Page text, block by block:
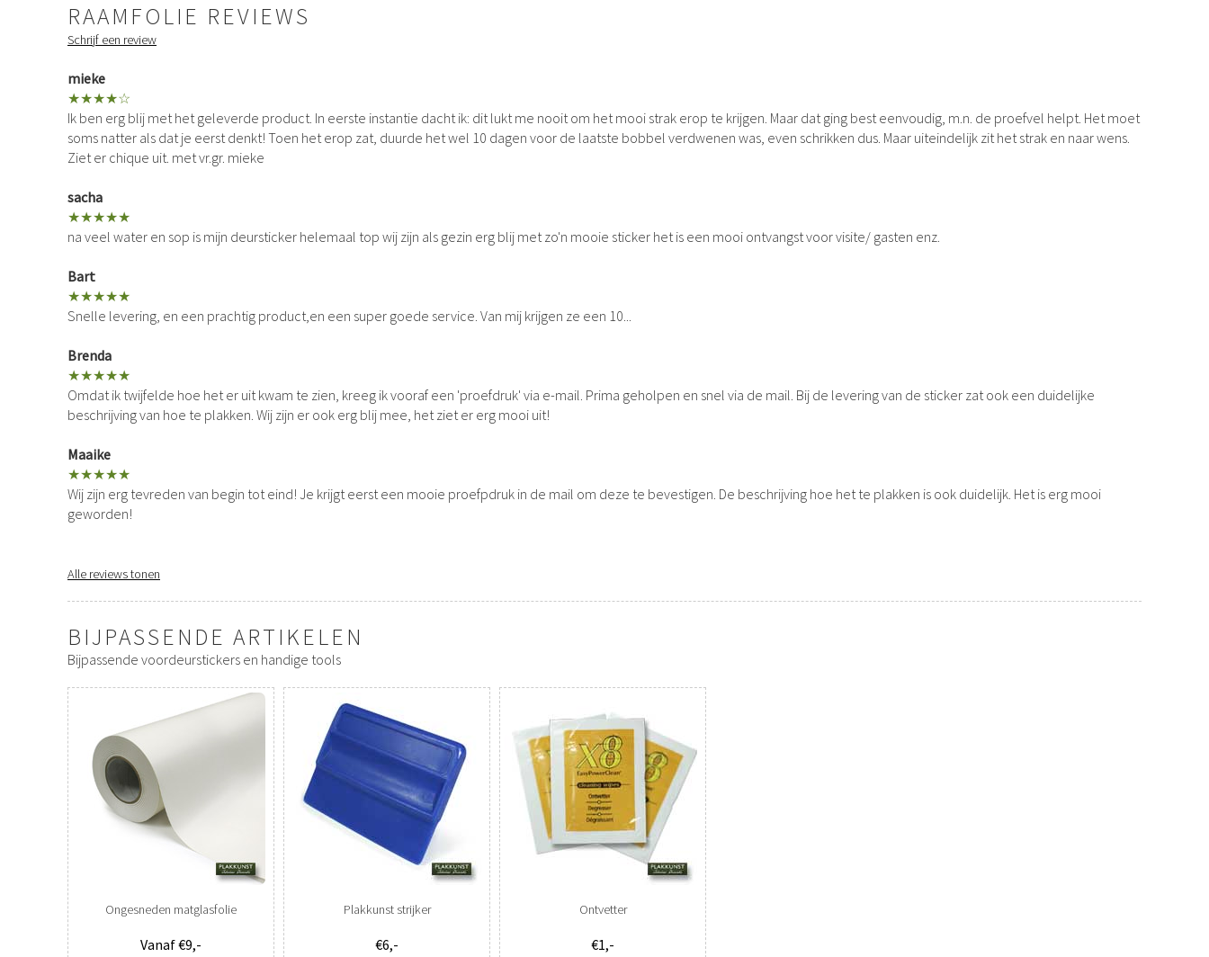
RAAMFOLIE REVIEWS
Schrijf een review
mieke
★★★★☆
Ik ben erg blij met het geleverde product. In eerste instantie dacht ik: dit lukt me nooit om het mooi strak erop te krijgen. Maar dat ging best eenvoudig, m.n. de proefvel helpt. Het moet
soms natter als dat je eerst denkt! Toen het erop zat, duurde het wel 10 dagen voor de laatste bobbel verdwenen was, even schrikken dus. Maar uiteindelijk zit het strak en naar wens.
Ziet er chique uit. met vr.gr. mieke
sacha
★★★★★
na veel water en sop is mijn deursticker helemaal top wij zijn als gezin erg blij met zo'n mooie sticker het is een mooi ontvangst voor visite/ gasten enz.
Bart
★★★★★
Snelle levering, en een prachtig product,en een super goede service. Van mij krijgen ze een 10...
Brenda
★★★★★
Omdat ik twijfelde hoe het er uit kwam te zien, kreeg ik vooraf een 'proefdruk' via e-mail. Prima geholpen en snel via de mail. Bij de levering van de sticker zat ook een duidelijke
beschrijving van hoe te plakken. Wij zijn er ook erg blij mee, het ziet er erg mooi uit!
Maaike
★★★★★
Wij zijn erg tevreden van begin tot eind! Je krijgt eerst een mooie proefpdruk in de mail om deze te bevestigen. De beschrijving hoe het te plakken is ook duidelijk. Het is erg mooi
geworden!
Alle reviews tonen
BIJPASSENDE ARTIKELEN
Bijpassende voordeurstickers en handige tools
Ongesneden matglasfolie
Vanaf €9,-
Plakkunst strijker
€6,-
Ontvetter
€1,-